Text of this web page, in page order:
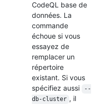
CodeQL base de
données. La
commande
échoue si vous
essayez de
remplacer un
répertoire
existant. Si vous
spécifiez aussi
--
db-cluster , il